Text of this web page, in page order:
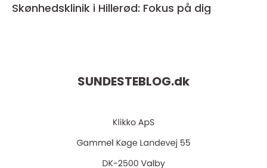
Skønhedsklinik i Hillerød: Fokus på dig
SUNDESTEBLOG.dk